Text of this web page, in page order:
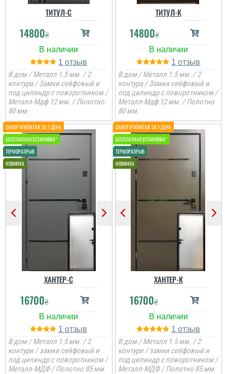
ТИТУЛ-C
14800₴
1
В дом / Металл 1.5 мм. / 2
контура / Замки сейфовый и
под цилиндр с поворотником /
Металл-Мдф 12 мм. / Полотно
80 мм.
ТИТУЛ-К
14800₴
1
В дом / Металл 1.5 мм. / 2
контура / Замки сейфовый и
под цилиндр с поворотником /
Металл-Мдф 12 мм. / Полотно
80 мм.
ХАНТЕР-С
16700₴
1
В дом / Металл 1.5 мм. / 2
контури / замки сейфовый и
под цилиндр с поворотником /
Металл-МДФ / Полотно 85 мм.
ХАНТЕР-К
16700₴
1
В дом / Металл 1.5 мм. / 2
контури / замки сейфовый и
под цилиндр с поворотником /
Металл-МДФ / Полотно 85 мм.